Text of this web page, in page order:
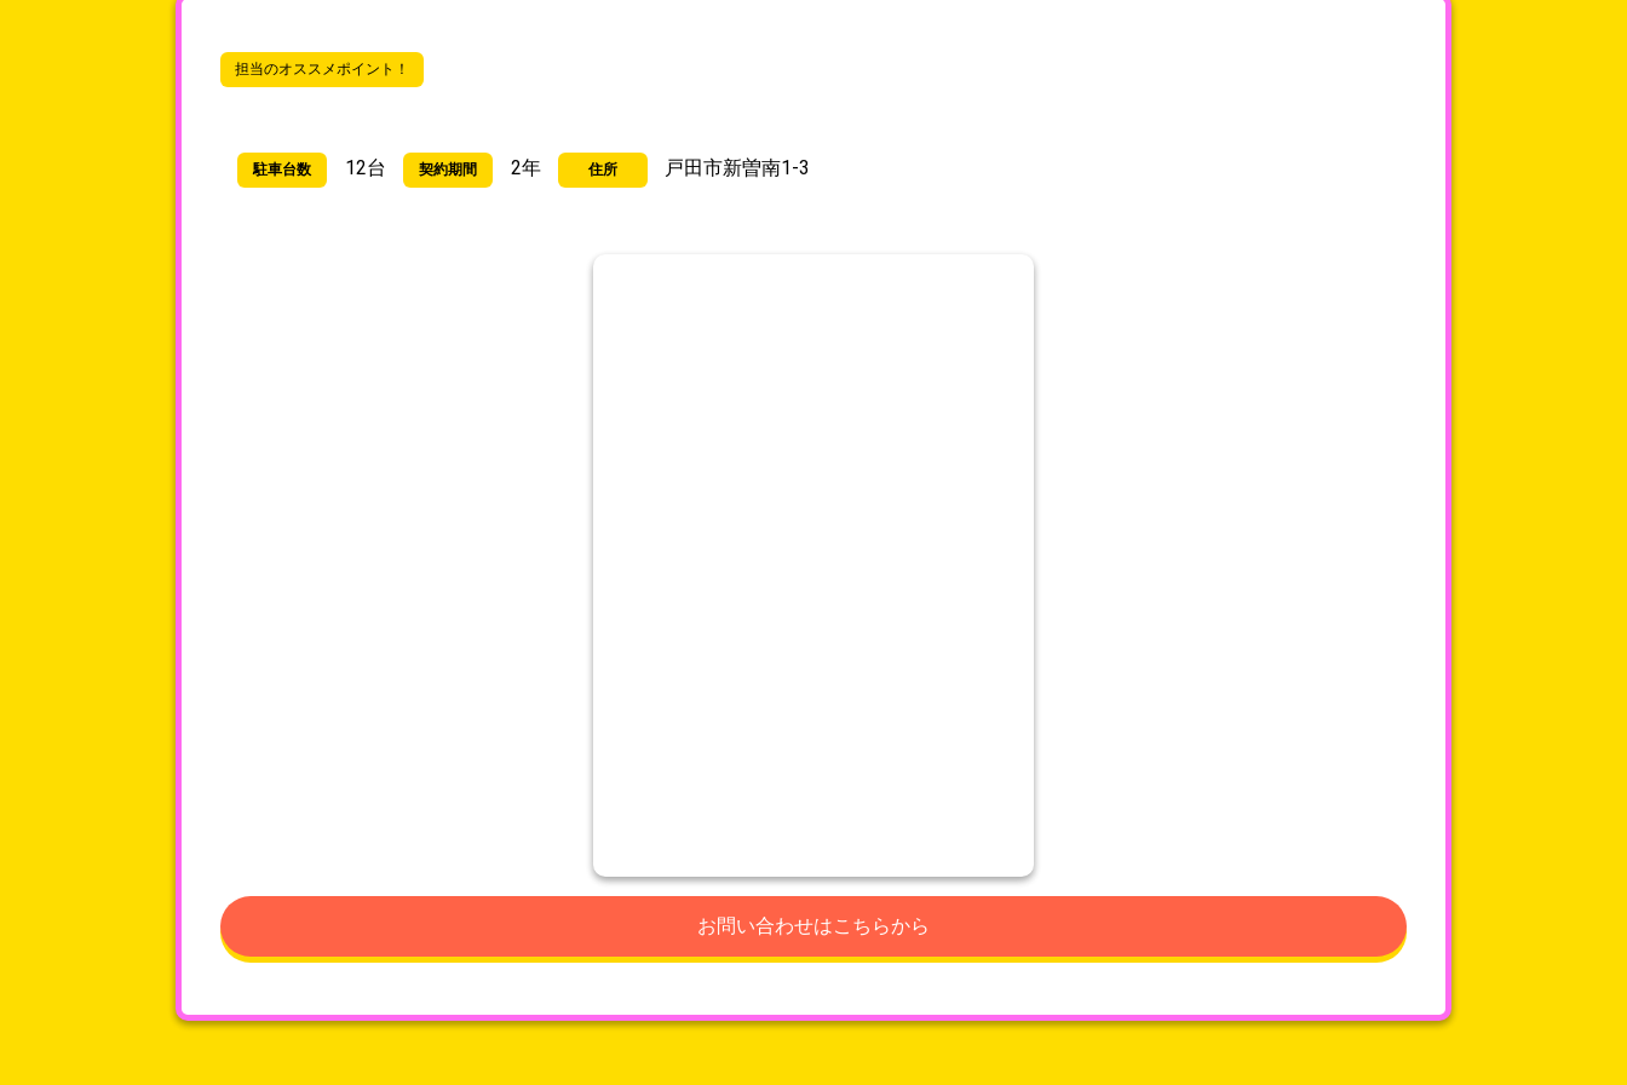
担当のオススメポイント！
駐車台数 12台 契約期間 2年 住所 戸田市新曽南1-3
お問い合わせはこちらから